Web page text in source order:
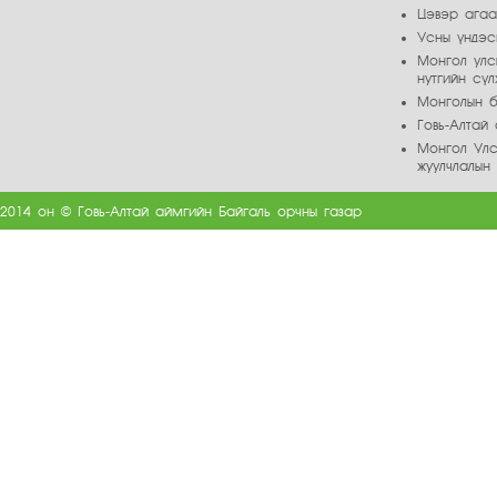
Цэвэр
Усны
Монгол
нутгийн
Монголын
Говь-
Монгол
2014 он © Говь-Алтай аймгийн Байгаль орчны газар